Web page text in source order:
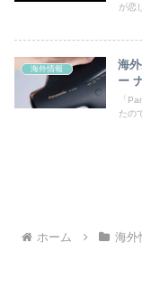
が恋
海外情報
海
ー
「
たの
ホーム 海外